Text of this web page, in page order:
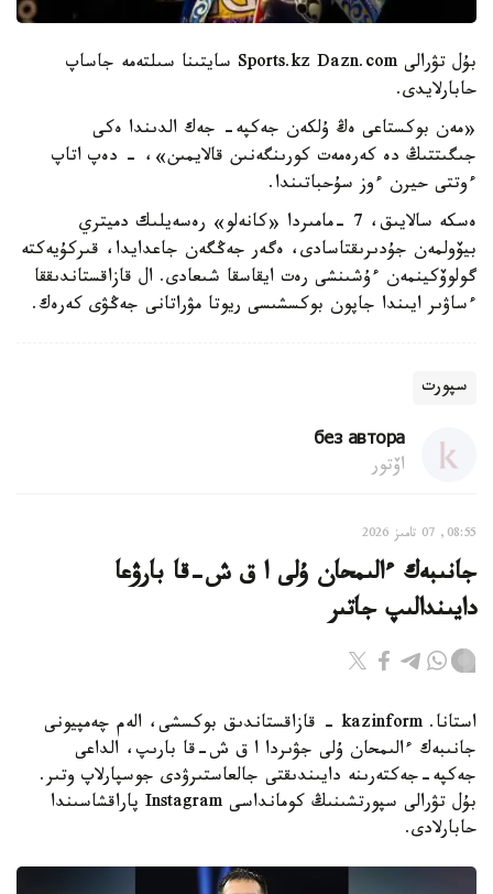
بۇل تۋرالى Sports.kz Dazn.com سايتىنا سىلتەمە جاساپ
حابارلايدى.
«مەن بوكستاعى ەڭ ۇلكەن جەكپە- جەك الدىندا ەكى
جىگىتتىڭ دە كەرەمەت كورىنگەنىن قالايمىن»، - دەپ اتاپ
ءوتتى حيرن ءوز سۇحباتىندا.
ەسكە سالايىق، 7 -مامىردا «كانەلو» رەسەيلىك دميتري
بيۆولمەن جۇدىرىقتاسادى، ەگەر جەڭگەن جاعدايدا، قىركۇيەكتە
گولوۆكينمەن ءۇشىنشى رەت ايقاسقا شىعادى. ال قازاقستاندىققا
ءساۋىر ايىندا جاپون بوكسشىسى ريوتا مۋراتانى جەڭۋى كەرەك.
سپورت
без автора
اۆتور
08:55, 07 تامىز 2026
جانىبەك ءالىمحان ۇلى ا ق ش-قا بارۋعا
دايىندالىپ جاتىر
استانا. kazinform - قازاقستاندىق بوكسشى، الەم چەمپيونى
جانىبەك ءالىمحان ۇلى جۋىردا ا ق ش-قا بارىپ، الداعى
جەكپە-جەكتەرىنە دايىندىقتى جالعاستىرۋدى جوسپارلاپ وتىر.
بۇل تۋرالى سپورتشىنىڭ كومانداسى Instagram پاراقشاسىندا
حابارلادى.